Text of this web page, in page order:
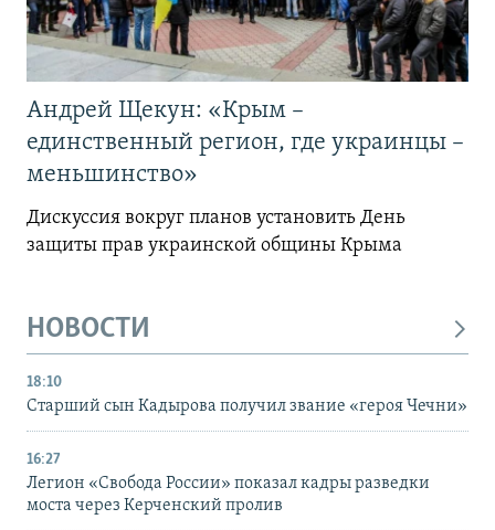
Андрей Щекун: «Крым –
единственный регион, где украинцы –
меньшинство»
Дискуссия вокруг планов установить День
защиты прав украинской общины Крыма
НОВОСТИ
18:10
Старший сын Кадырова получил звание «героя Чечни»
16:27
Легион «Свобода России» показал кадры разведки
моста через Керченский пролив